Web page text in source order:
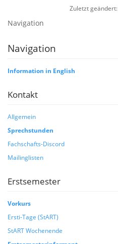
Zuletzt geändert:
Navigation
Navigation
Information in English
Kontakt
Allgemein
Sprechstunden
Fachschafts-Discord
Mailinglisten
Erstsemester
Vorkurs
Ersti-Tage (StART)
StART Wochenende